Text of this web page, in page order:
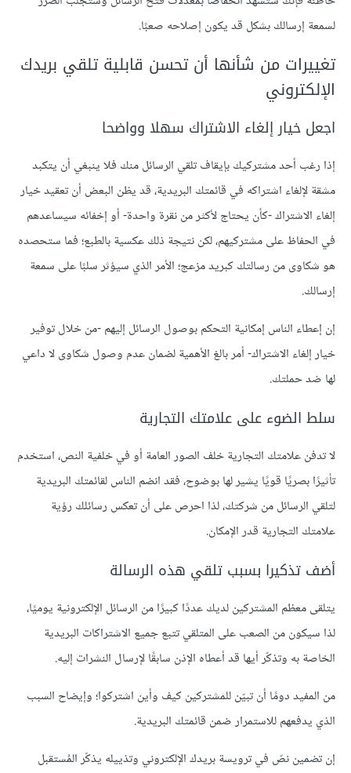
لسمعة إرسالك بشكل قد يكون إصلاحه صعبًا.
تغييرات من شأنها أن تحسن قابلية تلقي بريدك
الإلكتروني
اجعل خيار إلغاء الاشتراك سهلا وواضحا
إذا رغب أحد مشتركيك بإيقاف تلقي الرسائل منك فلا ينبغي أن يتكبد
مشقة لإلغاء اشتراكه في قائمتك البريدية، قد يظن البعض أن تعقيد خيار
إلغاء الاشتراك -كأن يحتاج لأكثر من نقرة واحدة- أو إخفائه سيساعدهم
في الحفاظ على مشتركيهم، لكن نتيجة ذلك عكسية بالطبع؛ فما ستحصده
هو شكاوى من رسالتك كبريد مزعج؛ الأمر الذي سيؤثر سلبًا على سمعة
إرسالك.
إن إعطاء الناس إمكانية التحكم بوصول الرسائل إليهم -من خلال توفير
خيار إلغاء الاشتراك- أمر بالغ الأهمية لضمان عدم وصول شكاوى لا داعي
لها ضد حملتك.
سلط الضوء على علامتك التجارية
لا تدفن علامتك التجارية خلف الصور العامة أو في خلفية النص، استخدم
تأثيرًا بصريًا قويًا يشير لها بوضوح، فقد انضم الناس لقائمتك البريدية
لتلقي الرسائل من شركتك، لذا احرص على أن تعكس رسائلك رؤية
علامتك التجارية قدر الإمكان.
أضف تذكيرا بسبب تلقي هذه الرسالة
يتلقى معظم المشتركين لديك عددًا كبيرًا من الرسائل الإلكترونية يوميًا،
لذا سيكون من الصعب على المتلقي تتبع جميع الاشتراكات البريدية
الخاصة به وتذكّر أيها قد أعطاه الإذن سابقًا لإرسال النشرات إليه.
من المفيد دومًا أن تبيّن للمشتركين كيف وأين اشتركوا؛ وإيضاح السبب
الذي يدفعهم للاستمرار ضمن قائمتك البريدية.
إن تضمين نصّ في ترويسة بريدك الإلكتروني وتذييله يذكّر المُستقبل